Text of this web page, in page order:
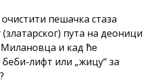
пешачка стаза
пута на деоници
и кад ће
лифт или „жицу“ за